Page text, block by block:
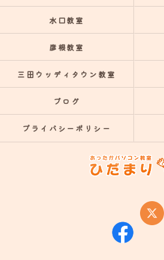
水口教室
彦根教室
三田ウッディタウン教室
ブログ
プライバシーポリシー